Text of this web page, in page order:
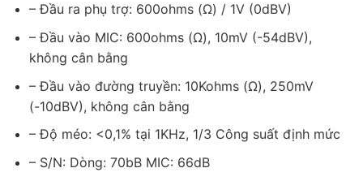
– Đầu ra phụ trợ: 600ohms (Ω) / 1V (0dBV)
– Đầu vào MIC: 600ohms (Ω), 10mV (-54dBV),
không cân bằng
– Đầu vào đường truyền: 10Kohms (Ω), 250mV
(-10dBV), không cân bằng
– Độ méo: <0,1% tại 1KHz, 1/3 Công suất định mức
– S/N: Dòng: 70bB MIC: 66dB